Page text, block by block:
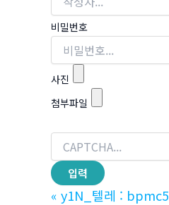
비밀번호
사진
첨부파일
« y1N_텔레 :